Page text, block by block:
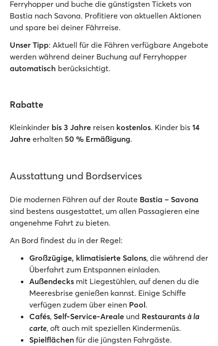
Ferryhopper und buche die günstigsten Tickets von
Bastia nach Savona. Profitiere von aktuellen Aktionen
und spare bei deiner Fährreise.
Unser Tipp: Aktuell für die Fähren verfügbare Angebote
werden während deiner Buchung auf Ferryhopper
automatisch berücksichtigt.
Rabatte
Kleinkinder bis 3 Jahre reisen kostenlos. Kinder bis 14
Jahre erhalten 50 % Ermäßigung.
Ausstattung und Bordservices
Die modernen Fähren auf der Route Bastia – Savona
sind bestens ausgestattet, um allen Passagieren eine
angenehme Fahrt zu bieten.
An Bord findest du in der Regel:
Großzügige, klimatisierte Salons, die während der
Überfahrt zum Entspannen einladen.
Außendecks mit Liegestühlen, auf denen du die
Meeresbrise genießen kannst. Einige Schiffe
verfügen zudem über einen Pool.
Cafés, Self-Service-Areale und Restaurants à la
carte, oft auch mit speziellen Kindermenüs.
Spielflächen für die jüngsten Fahrgäste.